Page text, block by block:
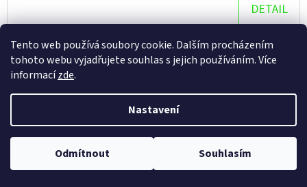
Tento web používá soubory cookie. Dalším procházením
tohoto webu vyjadřujete souhlas s jejich používáním. Více
informacízde.
Nastavení
Odmítnout Souhlasím
DETAIL
Doprava zdarma